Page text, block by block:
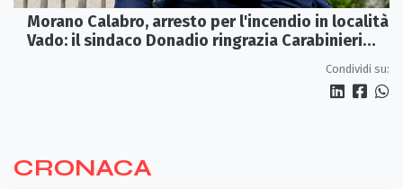
Morano Calabro, arresto per l'incendio in località
Vado: il sindaco Donadio ringrazia Carabinieri
Condividi su:
CRONACA